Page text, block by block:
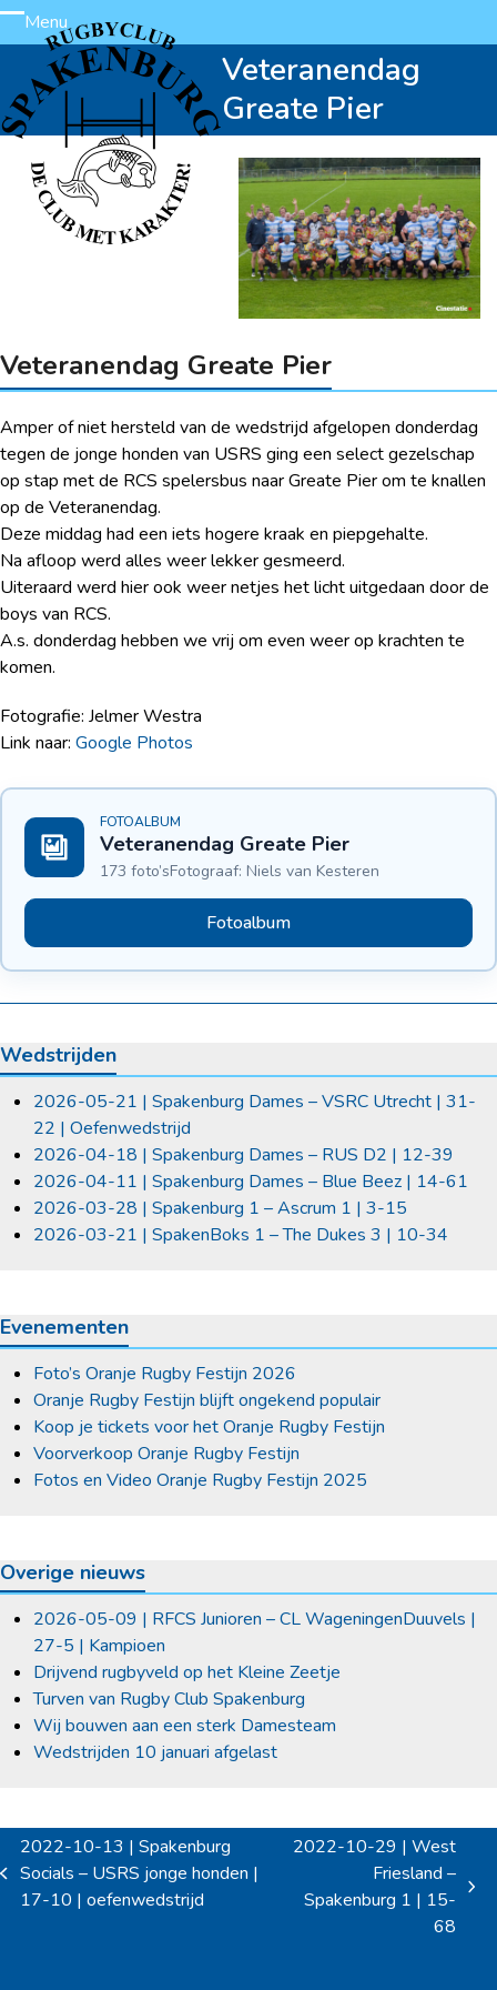
Skip
to
content
Menu
Open
mobile
menu
Close
mobile
menu
Veteranendag
Greate Pier
Veteranendag Greate Pier
Amper of niet hersteld van de wedstrijd afgelopen donderdag
tegen de jonge honden van USRS ging een select gezelschap
op stap met de RCS spelersbus naar Greate Pier om te knallen
op de Veteranendag.
Deze middag had een iets hogere kraak en piepgehalte.
Na afloop werd alles weer lekker gesmeerd.
Uiteraard werd hier ook weer netjes het licht uitgedaan door de
boys van RCS.
A.s. donderdag hebben we vrij om even weer op krachten te
komen.
Fotografie: Jelmer Westra
Link naar: Google Photos
FOTOALBUM
Veteranendag Greate Pier
173 foto’sFotograaf: Niels van Kesteren
Fotoalbum
Wedstrijden
2026-05-21 | Spakenburg Dames – VSRC Utrecht | 31-
22 | Oefenwedstrijd
2026-04-18 | Spakenburg Dames – RUS D2 | 12-39
2026-04-11 | Spakenburg Dames – Blue Beez | 14-61
2026-03-28 | Spakenburg 1 – Ascrum 1 | 3-15
2026-03-21 | SpakenBoks 1 – The Dukes 3 | 10-34
Evenementen
Foto’s Oranje Rugby Festijn 2026
Oranje Rugby Festijn blijft ongekend populair
Koop je tickets voor het Oranje Rugby Festijn
Voorverkoop Oranje Rugby Festijn
Fotos en Video Oranje Rugby Festijn 2025
Overige nieuws
2026-05-09 | RFCS Junioren – CL WageningenDuuvels |
27-5 | Kampioen
Drijvend rugbyveld op het Kleine Zeetje
Turven van Rugby Club Spakenburg
Wij bouwen aan een sterk Damesteam
Wedstrijden 10 januari afgelast
previous
post:
2022-10-13 | Spakenburg
Socials – USRS jonge honden |
17-10 | oefenwedstrijd
next
2022-10-29 | West
Friesland –
Spakenburg 1 | 15-
68